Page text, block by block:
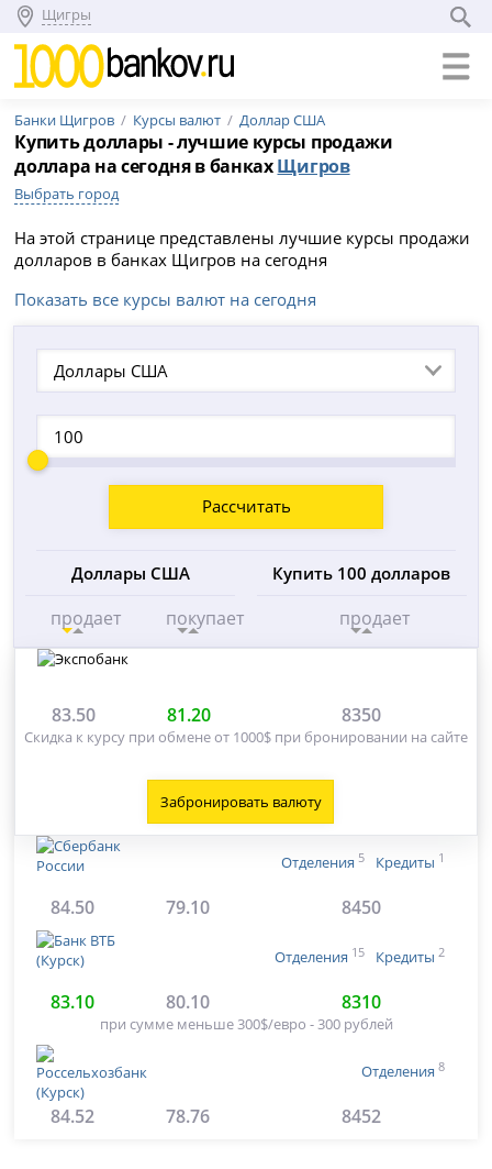
Щигры
Банки Щигров Курсы валют Доллар США
Купить доллары - лучшие курсы продажи
доллара на сегодня в банкахЩигров
Выбрать город
На этой странице представлены лучшие курсы продажи
долларов в банках Щигров на сегодня
Показать все курсы валют на сегодня
Доллары США
Рассчитать
Доллары США
продает покупает
Купить 100 долларов
продает
83.50 81.20 8350
Скидка к курсу при обмене от 1000$ при бронировании на сайте
Забронировать валюту
Отделения 5 Кредиты 1
84.50 79.10 8450
Отделения 15 Кредиты 2
83.10 80.10 8310
при сумме меньше 300$/евро - 300 рублей
Отделения 8
84.52 78.76 8452